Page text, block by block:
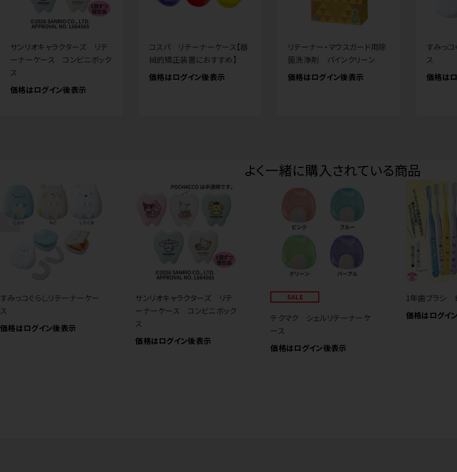
サンリオキャラクターズ リテ
ーナーケース コンビニボック
ス
価格はログイン後表示
コスパ リテーナーケース【器
械的矯正装置におすすめ】
価格はログイン後表示
リテーナー・マウスガード用除
菌洗浄剤 パインクリーン
価格はログイン後表示
すみっ
ス
価格は
よく一緒に購入されている商品
すみっコぐらしリテーナーケー
ス
価格はログイン後表示
サンリオキャラクターズ リテ
ーナーケース コンビニボック
ス
価格はログイン後表示
SALE
テクマク シェルリテーナーケ
ース
価格はログイン後表示
1年歯ブラシ
価格はログイ